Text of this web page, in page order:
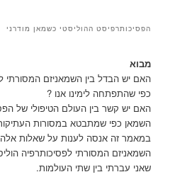
הפסיכותרפיסט ההוליסטי כשמאן מודרני
מבוא
האם יש הבדל בין השמאניזם המסורתי
כפי שהתפתחה לימינו אנו ?
האם יש קשר בין העולם הטיפולי של
השמאן כפי שמתבטא במסורות
במאמר זה אנסה לענות על שאלות
השמאניזם המסורתי לפסיכותרפיה
שאני עברתי בין שתי העולמות.